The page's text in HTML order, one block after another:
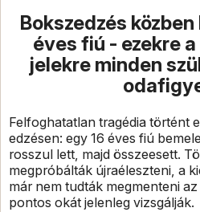
Bokszedzés
éves fiú - ezekre
jelekre minden
Felfoghatatlan tragédia történt
edzésen: egy 16 éves fiú
rosszul lett, majd összeesett.
megpróbálták újraéleszteni, a
már nem tudták megmenteni
pontos okát jelenleg vizsgálják.